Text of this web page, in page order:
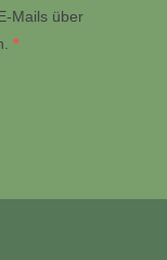
Mails über